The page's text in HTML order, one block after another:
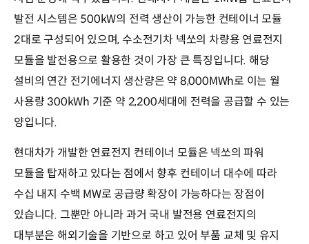
발전 시스템은 500kW의 전력 생산이 가능한 컨테이너 모듈
2대로 구성되어 있으며, 수소전기차 넥쏘의 차량용 연료전지
모듈을 발전용으로 활용한 것이 가장 큰 특징입니다. 해당
설비의 연간 전기에너지 생산량은 약 8,000MWh로 이는 월
사용량 300kWh 기준 약 2,200세대에 전력을 공급할 수 있는
양입니다.
현대차가 개발한 연료전지 컨테이너 모듈은 넥쏘의 파워
모듈을 탑재하고 있다는 점에서 향후 컨테이너 대수에 따라
수십 내지 수백 MW로 공급량 확장이 가능하다는 장점이
있습니다. 그뿐만 아니라 과거 국내 발전용 연료전지의
대부분은 해외기술을 기반으로 하고 있어 부품 교체 및 유지